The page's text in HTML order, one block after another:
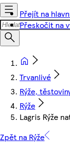
Přejít na
Přeskočit na
Trvanlivé
Rýže,
Rýže
Lagris Rýže
Zpět na Rýže